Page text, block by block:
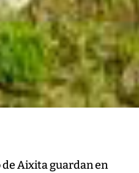
Aixita guardan en